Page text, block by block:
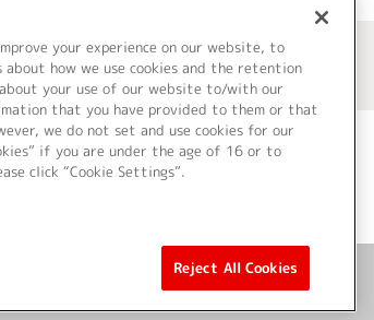
Settings
your experience on our website, to
how we use cookies and the retention
your use of our website to/with our
that you have provided to them or that
we do not set and use cookies for our
if you are under the age of 16 or to
click “Cookie Settings”.
Reject All Cookies